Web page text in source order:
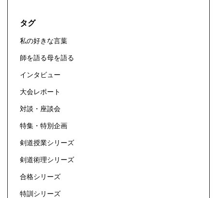
タグ
私の好きな言葉
師を語る母を語る
インタビュー
大会レポート
対談・座談会
特集・特別企画
剣道授業シリーズ
剣道術理シリーズ
合格シリーズ
特訓シリーズ